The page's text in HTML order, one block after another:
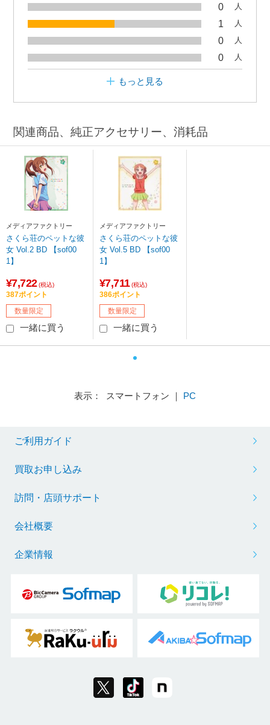
0 人
1 人
0 人
0 人
もっと見る
関連商品、純正アクセサリー、消耗品
メディアファクトリー
さくら荘のペットな彼
女 Vol.2 BD 【sof00
1】
¥7,722 (税込)
387ポイント
数量限定
一緒に買う
メディアファクトリー
さくら荘のペットな彼
女 Vol.5 BD 【sof00
1】
¥7,711 (税込)
386ポイント
数量限定
一緒に買う
表示： スマートフォン ｜ PC
ご利用ガイド
買取お申し込み
訪問・店頭サポート
会社概要
企業情報